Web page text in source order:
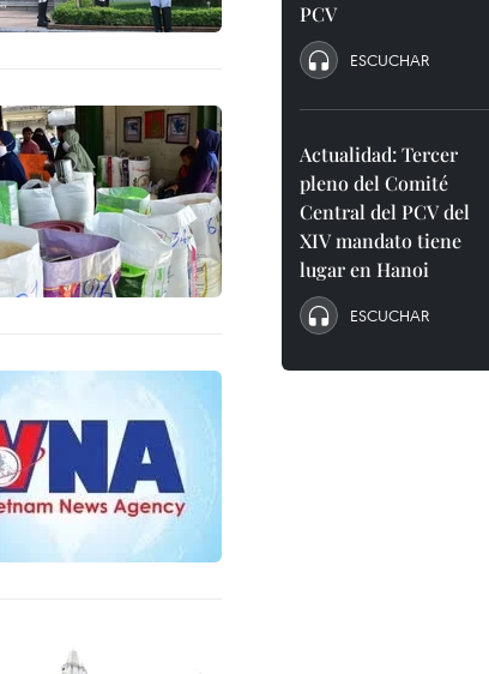
PCV
ESCUCHAR
Actualidad: Tercer
pleno del Comité
Central del PCV del
XIV mandato tiene
lugar en Hanoi
ESCUCHAR